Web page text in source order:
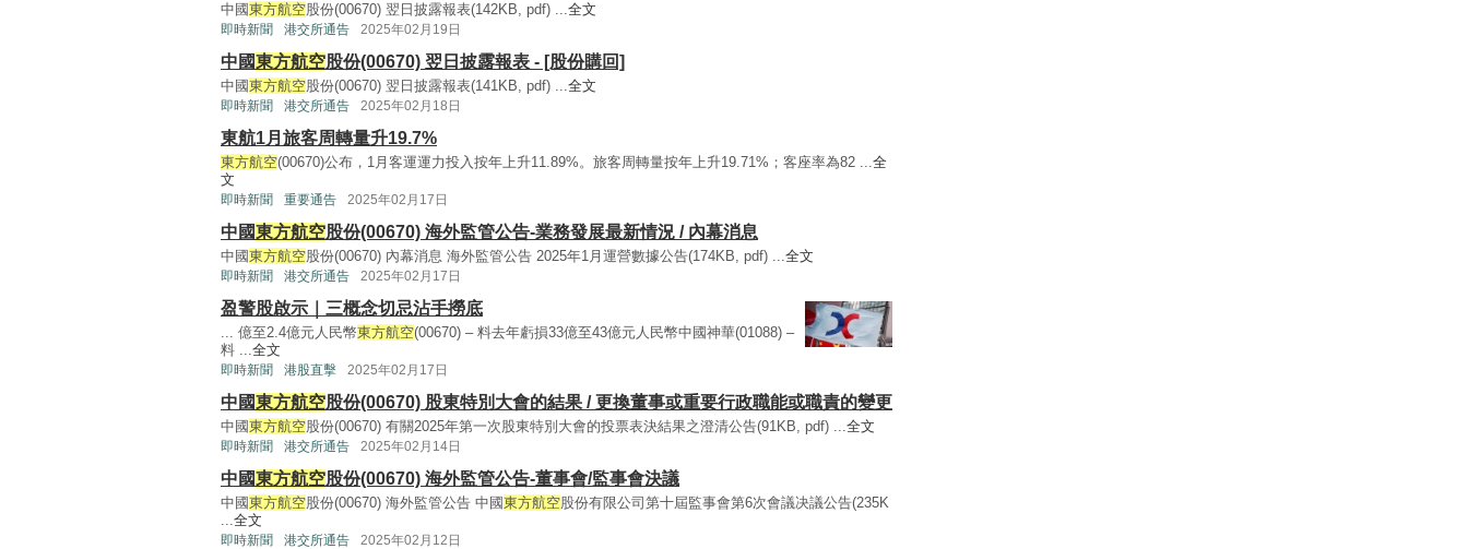
中國東方航空股份(00670) 翌日披露報表(142KB, pdf) ...全文
即時新聞 港交所通告 2025年02月19日
中國東方航空股份(00670) 翌日披露報表 - [股份購回]
中國東方航空股份(00670) 翌日披露報表(141KB, pdf) ...全文
即時新聞 港交所通告 2025年02月18日
東航1月旅客周轉量升19.7%
東方航空(00670)公布，1月客運運力投入按年上升11.89%。旅客周轉量按年上升19.71%；客座率為82 ...全
文
即時新聞 重要通告 2025年02月17日
中國東方航空股份(00670) 海外監管公告-業務發展最新情況 / 內幕消息
中國東方航空股份(00670) 內幕消息 海外監管公告 2025年1月運營數據公告(174KB, pdf) ...全文
即時新聞 港交所通告 2025年02月17日
盈警股啟示｜三概念切忌沾手撈底
... 億至2.4億元人民幣東方航空(00670) – 料去年虧損33億至43億元人民幣中國神華(01088) –
料 ...全文
即時新聞 港股直擊 2025年02月17日
中國東方航空股份(00670) 股東特別大會的結果 / 更換董事或重要行政職能或職責的變更
中國東方航空股份(00670) 有關2025年第一次股東特別大會的投票表決結果之澄清公告(91KB, pdf) ...全文
即時新聞 港交所通告 2025年02月14日
中國東方航空股份(00670) 海外監管公告-董事會/監事會決議
中國東方航空股份(00670) 海外監管公告 中國東方航空股份有限公司第十屆監事會第6次會議决議公告(235K
...全文
即時新聞 港交所通告 2025年02月12日